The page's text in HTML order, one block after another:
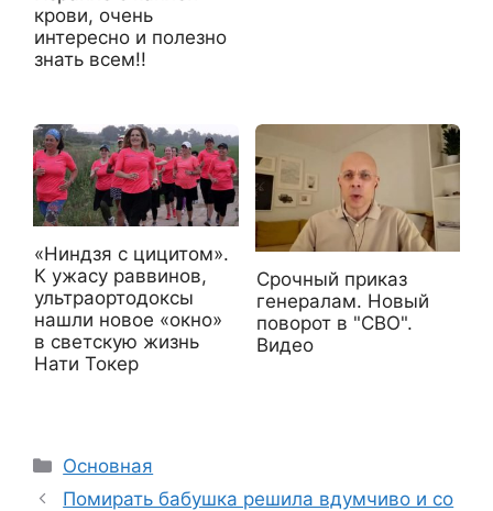
крови, очень
интересно и полезно
знать всем!!
«Ниндзя с цицитом».
К ужасу раввинов,
ультраортодоксы
нашли новое «окно»
в светскую жизнь
Нати Токер
Срочный приказ
генералам. Новый
поворот в "СВО".
Видео
Рубрики
Основная
Помирать бабушка решила вдумчиво и со